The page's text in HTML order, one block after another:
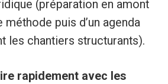
(préparation en amont
méthode puis d’un agenda
les chantiers structurants).
rapidement avec les